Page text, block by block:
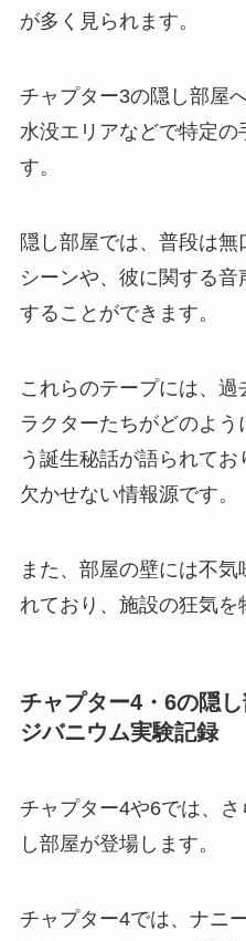
が多く見られます。
チャプター3の隠し部屋
水没エリアなどで特定の
す。
隠し部屋では、普段は
シーンや、彼に関する
することができます。
これらのテープには、
ラクターたちがどのよ
う誕生秘話が語られて
欠かせない情報源です。
また、部屋の壁には不
れており、施設の狂気を
チャプター4・6の隠
ジバニウム実験記録
チャプター4や6では、
し部屋が登場します。
チャプター4では、ナニ